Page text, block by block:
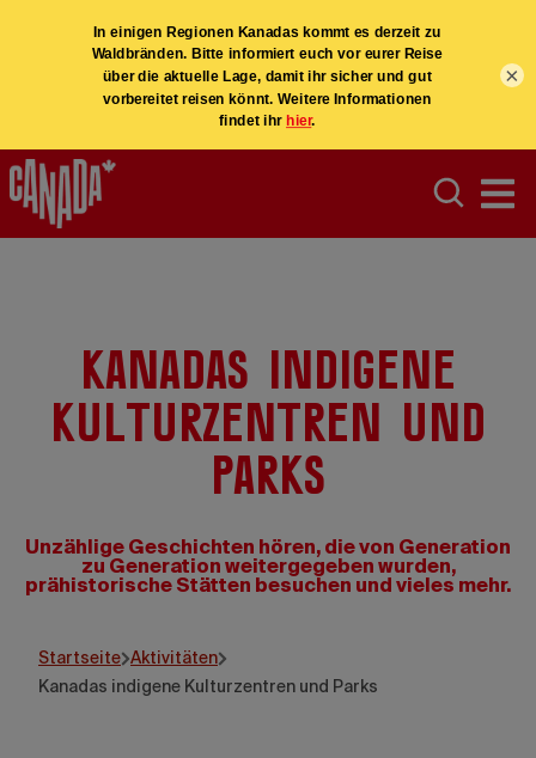
Kanadas indigene
Kulturzentren und
Parks
Unzählige Geschichten hören, die von Generation
zu Generation weitergegeben wurden,
prähistorische Stätten besuchen und vieles mehr.
Startseite Aktivitäten
Kanadas indigene Kulturzentren und Parks
×